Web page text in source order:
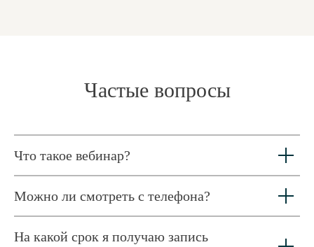
Частые вопросы
Что такое вебинар?
Можно ли смотреть с телефона?
На какой срок я получаю запись